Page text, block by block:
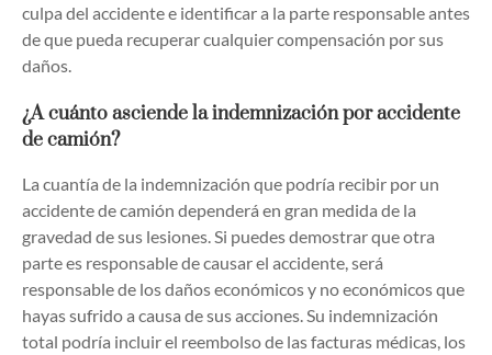
culpa del accidente e identificar a la parte responsable antes
de que pueda recuperar cualquier compensación por sus
daños.
¿A cuánto asciende la indemnización por accidente
de camión?
La cuantía de la indemnización que podría recibir por un
accidente de camión dependerá en gran medida de la
gravedad de sus lesiones. Si puedes demostrar que otra
parte es responsable de causar el accidente, será
responsable de los daños económicos y no económicos que
hayas sufrido a causa de sus acciones. Su indemnización
total podría incluir el reembolso de las facturas médicas, los